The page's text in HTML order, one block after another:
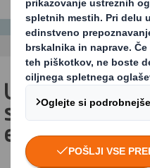
Ustrezni
strokovno
embalaža